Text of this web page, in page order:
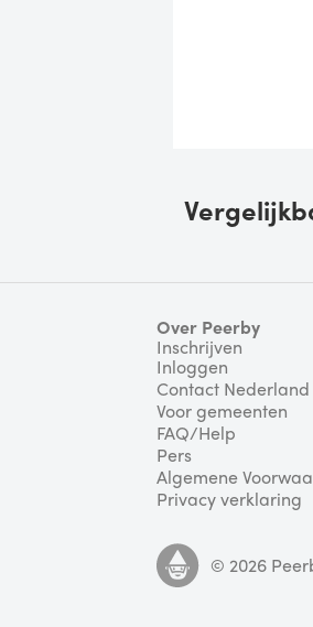
Over Peerby
Inschrijven
Inloggen
Contact Nederland
Voor gemeenten
FAQ/Help
Pers
Algemene
Privacy verklaring
© 2026